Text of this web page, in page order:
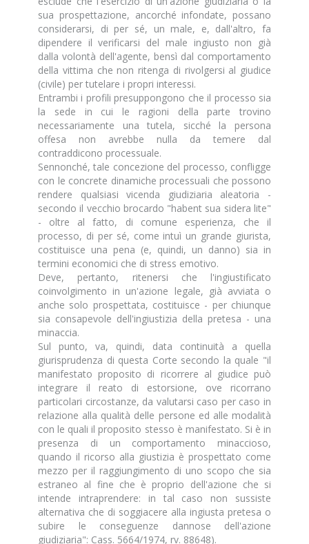
sua prospettazione, ancorché infondate, possano
considerarsi, di per sé, un male, e, dall'altro, fa
dipendere il verificarsi del male ingiusto non già
dalla volontà dell'agente, bensì dal comportamento
della vittima che non ritenga di rivolgersi al giudice
(civile) per tutelare i propri interessi.
Entrambi i profili presuppongono che il processo sia
la sede in cui le ragioni della parte trovino
necessariamente una tutela, sicché la persona
offesa non avrebbe nulla da temere dal
contraddicono processuale.
Sennonché, tale concezione del processo, confligge
con le concrete dinamiche processuali che possono
rendere qualsiasi vicenda giudiziaria aleatoria -
secondo il vecchio brocardo "habent sua sidera lite"
- oltre al fatto, di comune esperienza, che il
processo, di per sé, come intuì un grande giurista,
costituisce una pena (e, quindi, un danno) sia in
termini economici che di stress emotivo.
Deve, pertanto, ritenersi che l'ingiustificato
coinvolgimento in un'azione legale, già avviata o
anche solo prospettata, costituisce - per chiunque
sia consapevole dell'ingiustizia della pretesa - una
minaccia.
Sul punto, va, quindi, data continuità a quella
giurisprudenza di questa Corte secondo la quale "il
manifestato proposito di ricorrere al giudice può
integrare il reato di estorsione, ove ricorrano
particolari circostanze, da valutarsi caso per caso in
relazione alla qualità delle persone ed alle modalità
con le quali il proposito stesso è manifestato. Si è in
presenza di un comportamento minaccioso,
quando il ricorso alla giustizia è prospettato come
mezzo per il raggiungimento di uno scopo che sia
estraneo al fine che è proprio dell'azione che si
intende intraprendere: in tal caso non sussiste
alternativa che di soggiacere alla ingiusta pretesa o
subire le conseguenze dannose dell'azione
giudiziaria": Cass. 5664/1974, rv. 88648).